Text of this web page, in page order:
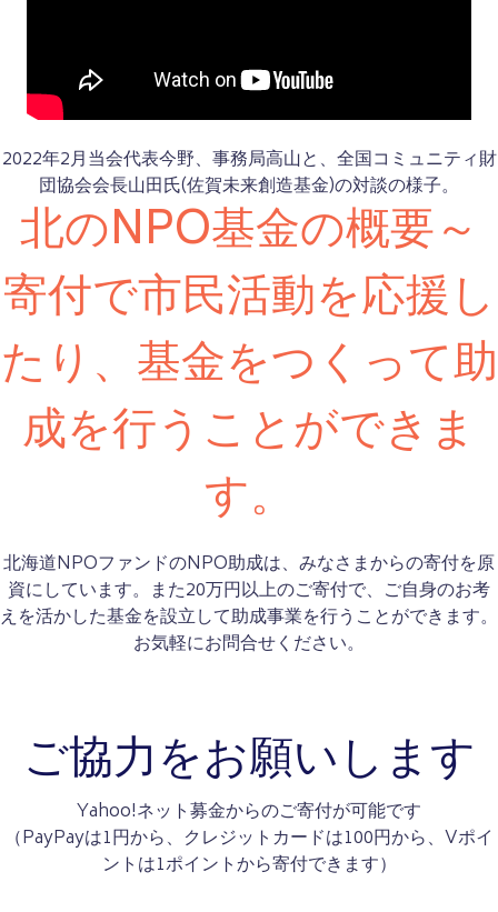
2022年2月当会代表今野、事務局高山と、全国コミュニティ財
団協会会長山田氏(佐賀未来創造基金)の対談の様子。
北のNPO基金の概要～
寄付で市民活動を応援し
たり、基金をつくって助
成を行うことができま
す。
北海道NPOファンドのNPO助成は、みなさまからの寄付を原
資にしています。また20万円以上のご寄付で、ご自身のお考
えを活かした基金を設立して助成事業を行うことができます。
お気軽にお問合せください。
ご協力をお願いします
Yahoo!ネット募金からのご寄付が可能です
（PayPayは1円から、クレジットカードは100円から、Vポイ
ントは1ポイントから寄付できます）